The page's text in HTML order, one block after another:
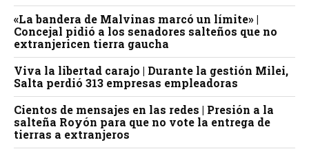
«La bandera de Malvinas marcó un límite» |
Concejal pidió a los senadores salteños que no
extranjericen tierra gaucha
Viva la libertad carajo | Durante la gestión Milei,
Salta perdió 313 empresas empleadoras
Cientos de mensajes en las redes | Presión a la
salteña Royón para que no vote la entrega de
tierras a extranjeros